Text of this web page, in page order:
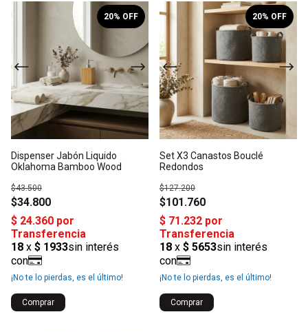
1/3
Dispenser Jabón Liquido
Oklahoma Bamboo Wood
$34.800
$43.500
20% OFF
¡No te lo pierdas, es el último!
Comprar
/10
Set X3 Canastos Bouclé
Redondos
$101.760
$127.200
20% OFF
¡No te lo pierdas, es el último!
Comprar